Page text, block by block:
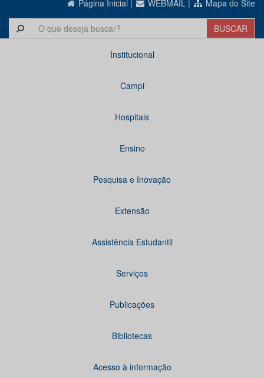
Página Inicial | WEBMAIL | Mapa do Site
Institucional
Campi
Hospitais
Ensino
Pesquisa e Inovação
Extensão
Assistência Estudantil
Serviços
Publicações
Bibliotecas
Acesso à informação